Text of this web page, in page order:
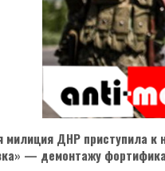
милиция ДНР приступила к
— демонтажу